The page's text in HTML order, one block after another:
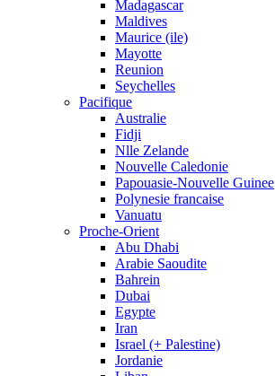
Madagascar
Maldives
Maurice (ile)
Mayotte
Reunion
Seychelles
Pacifique
Australie
Fidji
Nlle Zelande
Nouvelle Caledonie
Papouasie-Nouvelle Guinee
Polynesie francaise
Vanuatu
Proche-Orient
Abu Dhabi
Arabie Saoudite
Bahrein
Dubai
Egypte
Iran
Israel (+ Palestine)
Jordanie